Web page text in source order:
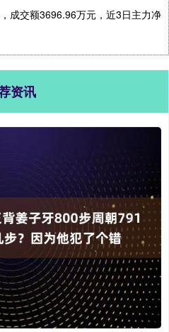
成交额3696.96万元，近3日主力净
资讯